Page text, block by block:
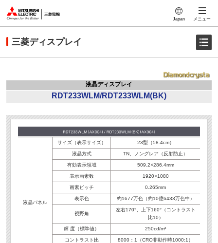
Japan メニュー
三菱ディスプレイ
液晶ディスプレイ
RDT233WLM/RDT233WLM(BK)
液晶パネル
サイズ（表示サイズ） 23型（58.4cm）
液晶方式 TN、ノングレア（反射防止）
有効表示領域 509.2×286.4mm
表示画素数 1920×1080
画素ピッチ 0.265mm
表示色 約1677万色（約10億6433万色中）
視野角
左右170°、上下160°（コントラスト
比10）
輝 度（標準値） 250cd/m²
コントラスト比 8000：1（CRO非動作時1000:1）